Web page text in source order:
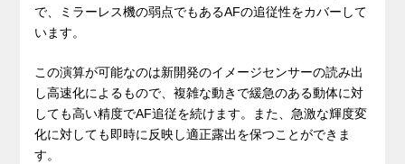
で、ミラーレス機の弱点でもあるAFの追従性をカバーして
います。
この演算が可能なのは新開発のイメージセンサーの読み出
し高速化によるもので、複雑な動きで緩急のある動体に対
しても高い精度でAF追従を続けます。また、急激な輝度変
化に対しても即時に反映し適正露出を保つことができま
す。